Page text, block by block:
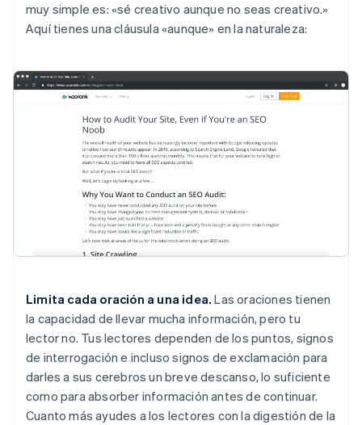
muy simple es: «sé creativo aunque no seas creativo.»
Aquí tienes una cláusula «aunque» en la naturaleza:
Limita cada oración a una idea. Las oraciones tienen
la capacidad de llevar mucha información, pero tu
lector no. Tus lectores dependen de los puntos, signos
de interrogación e incluso signos de exclamación para
darles a sus cerebros un breve descanso, lo suficiente
como para absorber información antes de continuar.
Cuanto más ayudes a los lectores con la digestión de la